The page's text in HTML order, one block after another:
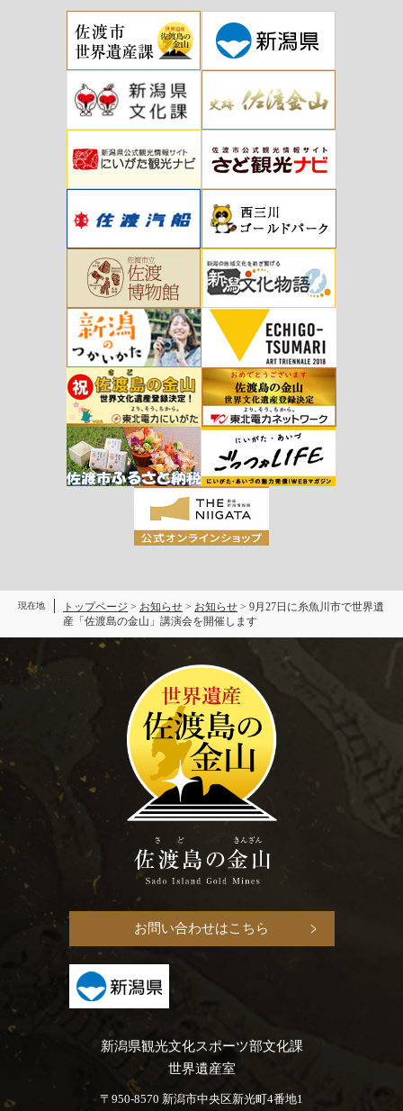
現在地 トップページ > お知らせ > お知らせ > 9月27日に糸魚川市で世界遺
産「佐渡島の金山」講演会を開催します
お問い合わせはこちら
新潟県観光文化スポーツ部文化課
世界遺産室
〒950-8570 新潟市中央区新光町4番地1